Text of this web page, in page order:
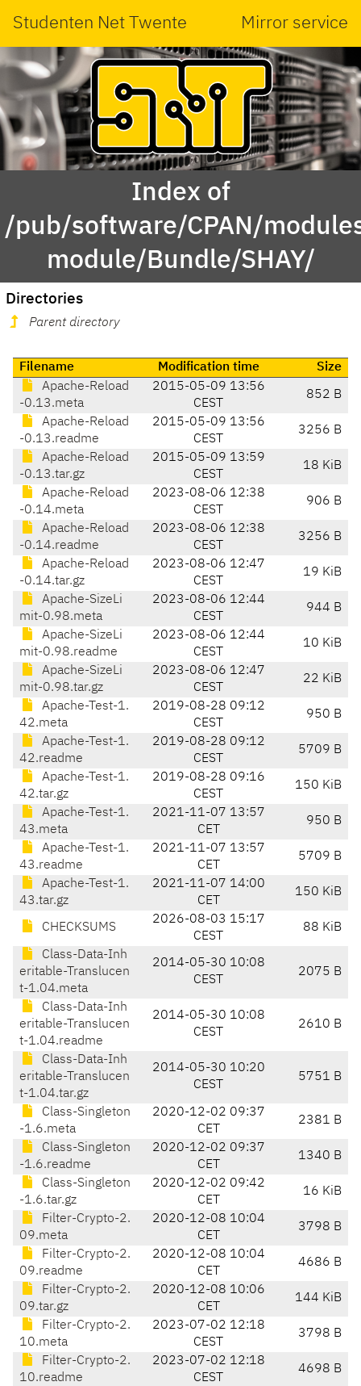
Studenten Net Twente Mirror service
Index of
/pub/software/CPAN/
module/Bundle/SHAY/
Directories
Parent directory
Filename Modification time
Size
Apache-Reload
-0.13.meta
2015-05-09 13:56
CEST
852 B
Apache-Reload
-0.13.readme
2015-05-09 13:56
CEST
3256 B
Apache-Reload
-0.13.tar.gz
2015-05-09 13:59
CEST
18 KiB
Apache-Reload
-0.14.meta
2023-08-06 12:38
CEST
906 B
Apache-Reload
-0.14.readme
2023-08-06 12:38
CEST
3256 B
Apache-Reload
-0.14.tar.gz
2023-08-06 12:47
CEST
19 KiB
Apache-SizeLi
mit-0.98.meta
2023-08-06 12:44
CEST
944 B
Apache-SizeLi
mit-0.98.readme
2023-08-06 12:44
CEST
10 KiB
Apache-SizeLi
mit-0.98.tar.gz
2023-08-06 12:47
CEST
22 KiB
Apache-Test-1.
42.meta
2019-08-28 09:12
CEST
950 B
Apache-Test-1.
42.readme
2019-08-28 09:12
CEST
5709 B
Apache-Test-1.
42.tar.gz
2019-08-28 09:16
CEST
150 KiB
Apache-Test-1.
43.meta
2021-11-07 13:57
CET
950 B
Apache-Test-1.
43.readme
2021-11-07 13:57
CET
5709 B
Apache-Test-1.
43.tar.gz
2021-11-07 14:00
CET
150 KiB
CHECKSUMS
2026-08-03 15:17
CEST
88 KiB
Class-Data-Inh
eritable-Translucen
t-1.04.meta
2014-05-30 10:08
CEST
2075 B
Class-Data-Inh
eritable-Translucen
t-1.04.readme
2014-05-30 10:08
CEST
2610 B
Class-Data-Inh
eritable-Translucen
t-1.04.tar.gz
2014-05-30 10:20
CEST
5751 B
Class-Singleton
-1.6.meta
2020-12-02 09:37
CET
2381 B
Class-Singleton
-1.6.readme
2020-12-02 09:37
CET
1340 B
Class-Singleton
-1.6.tar.gz
2020-12-02 09:42
CET
16 KiB
Filter-Crypto-2.
09.meta
2020-12-08 10:04
CET
3798 B
Filter-Crypto-2.
09.readme
2020-12-08 10:04
CET
4686 B
Filter-Crypto-2.
09.tar.gz
2020-12-08 10:06
CET
144 KiB
Filter-Crypto-2.
10.meta
2023-07-02 12:18
CEST
3798 B
Filter-Crypto-2.
10.readme
2023-07-02 12:18
CEST
4698 B